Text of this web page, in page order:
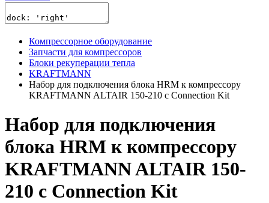
Компрессорное оборудование
Запчасти для компрессоров
Блоки рекуперации тепла
KRAFTMANN
Набор для подключения блока HRM к компрессору
KRAFTMANN ALTAIR 150-210 с Connection Kit
Набор для подключения
блока HRM к компрессору
KRAFTMANN ALTAIR 150-
210 с Connection Kit